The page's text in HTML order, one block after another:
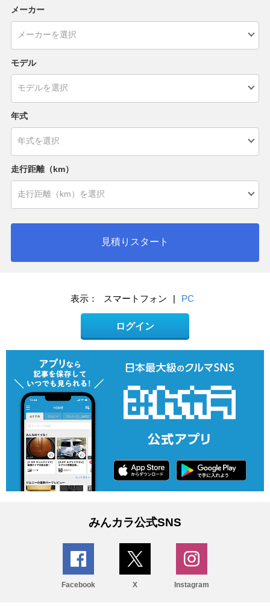
メーカー
モデル
年式
走行距離（km）
見積りスタート
表示： スマートフォン | PC
ログイン
みんカラ公式SNS
Facebook X Instagram